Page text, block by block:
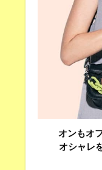
オンもオ
オシャレ